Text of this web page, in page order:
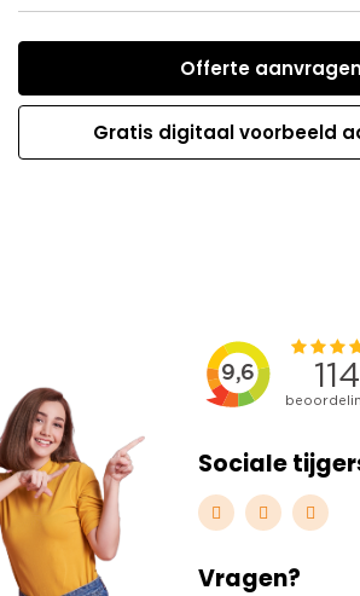
Offerte aanvragen
Gratis digitaal voorbeeld
Sociale
Vragen?